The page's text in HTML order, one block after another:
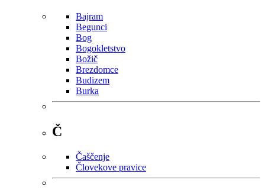
Bajram
Begunci
Bog
Bogokletstvo
Božič
Brezdomce
Budizem
Burka
Č
Čaščenje
Človekove pravice